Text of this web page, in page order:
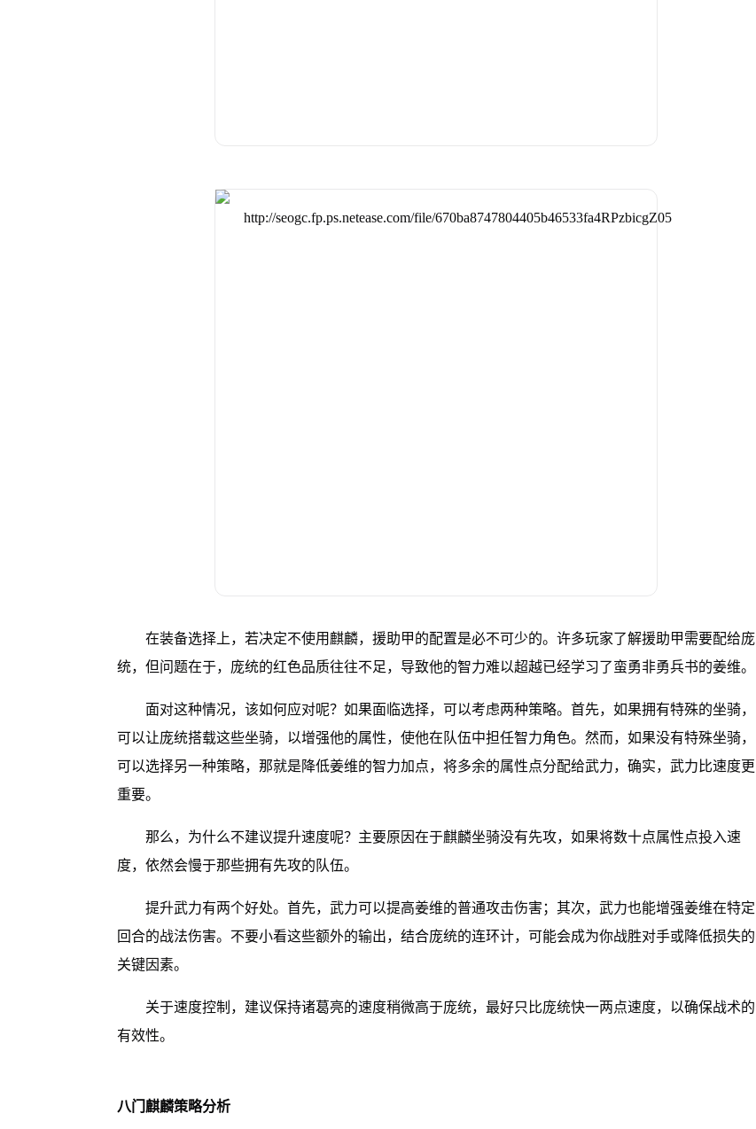
在装备选择上，若决定不使用麒麟，援助甲的配置是必不可少的。许多玩家了解援助甲需要配给庞
统，但问题在于，庞统的红色品质往往不足，导致他的智力难以超越已经学习了蛮勇非勇兵书的姜维。
面对这种情况，该如何应对呢？如果面临选择，可以考虑两种策略。首先，如果拥有特殊的坐骑，
可以让庞统搭载这些坐骑，以增强他的属性，使他在队伍中担任智力角色。然而，如果没有特殊坐骑，
可以选择另一种策略，那就是降低姜维的智力加点，将多余的属性点分配给武力，确实，武力比速度更
重要。
那么，为什么不建议提升速度呢？主要原因在于麒麟坐骑没有先攻，如果将数十点属性点投入速
度，依然会慢于那些拥有先攻的队伍。
提升武力有两个好处。首先，武力可以提高姜维的普通攻击伤害；其次，武力也能增强姜维在特定
回合的战法伤害。不要小看这些额外的输出，结合庞统的连环计，可能会成为你战胜对手或降低损失的
关键因素。
关于速度控制，建议保持诸葛亮的速度稍微高于庞统，最好只比庞统快一两点速度，以确保战术的
有效性。
八门麒麟策略分析